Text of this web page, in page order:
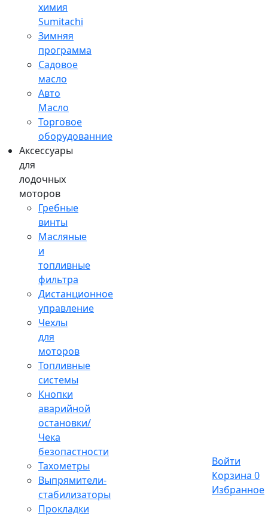
химия
Sumitachi
Зимняя
программа
Садовое
масло
Авто
Масло
Торговое
оборудованние
Аксессуары
для
лодочных
моторов
Гребные
винты
Масляные
и
топливные
фильтра
Дистанционное
управление
Чехлы
для
моторов
Топливные
системы
Кнопки
аварийной
остановки/
Чека
безопастности
Тахометры
Выпрямители-
стабилизаторы
Прокладки
Войти
Корзина 0
Избранное